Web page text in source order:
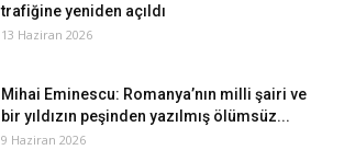
trafiğine yeniden açıldı
13 Haziran 2026
Mihai Eminescu: Romanya’nın milli şairi ve
bir yıldızın peşinden yazılmış ölümsüz...
9 Haziran 2026